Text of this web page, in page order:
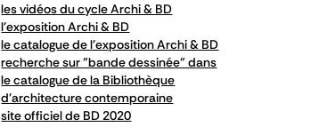
les vidéos du cycle Archi & BD
l'exposition Archi & BD
le catalogue de l'exposition Archi & BD
recherche sur "bande dessinée" dans
le catalogue de la Bibliothèque
d'architecture contemporaine
site officiel de BD 2020